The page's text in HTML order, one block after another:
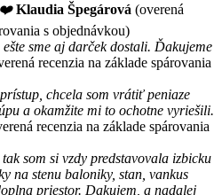
❤️ Klaudia Špegárová (overená
s objednávkou)
sme aj darček dostali. Ďakujeme
recenzia na základe spárovania
chcela som vrátiť peniaze
a okamžite mi to ochotne vyriešili.
recenzia na základe spárovania
som si vzdy predstavovala izbicku
na stenu baloniky, stan, vankus
priestor. Dakujem, a nadalej